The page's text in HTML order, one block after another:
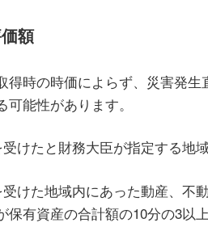
額
時の時価によらず、災害発生
能性があります。
けたと財務大臣が指定する地
けた地域内にあった動産、不
有資産の合計額の10分の3以